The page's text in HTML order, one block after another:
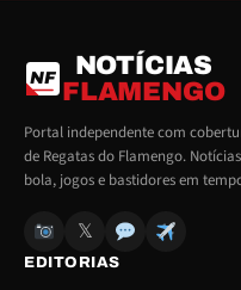
NF
NOTÍCIAS
FLAMENGO
Portal independente com
de Regatas do Flamengo.
bola, jogos e bastidores em
𝕏
EDITORIAS